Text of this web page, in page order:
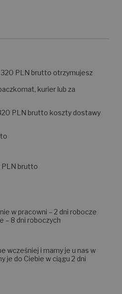
320 PLN brutto otrzymujesz
kurier lub za
PLN brutto koszty dostawy
PLN brutto
w pracowni – 2 dni robocze
– 8 dni roboczych
wcześniej i mamy je u nas w
je do Ciebie w ciągu 2 dni